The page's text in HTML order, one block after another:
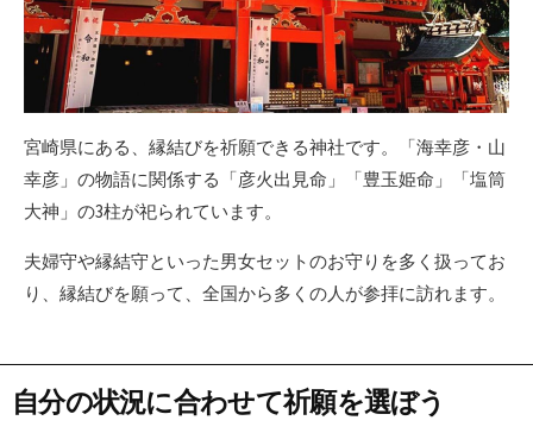
宮崎県にある、縁結びを祈願できる神社です。「海幸彦・山
幸彦」の物語に関係する「彦火出見命」「豊玉姫命」「塩筒
大神」の3柱が祀られています。
夫婦守や縁結守といった男女セットのお守りを多く扱ってお
り、縁結びを願って、全国から多くの人が参拝に訪れます。
自分の状況に合わせて祈願を選ぼう